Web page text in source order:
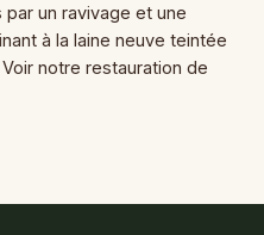
un ravivage et une
à la laine neuve teintée
notre restauration de